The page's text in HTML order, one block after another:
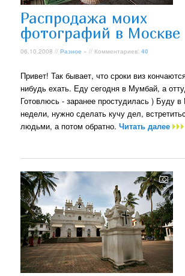
Распродажа моих
фотографий в Москве
06.10.2008 //Разное » // Комментариев:40
Привет! Так бывает, что сроки виз
нибудь ехать. Еду сегодня в Мумбай, а
Готовлюсь - заранее простудилась ) Буду в
недели, нужно сделать кучу дел,
людьми, а потом обратно.Читать далее